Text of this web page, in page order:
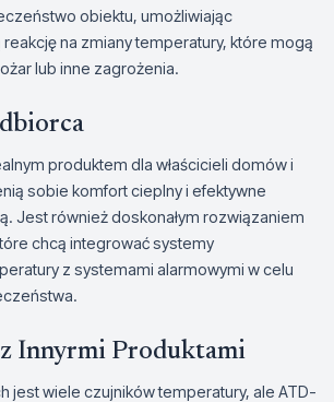
obiektu, umożliwiając
na zmiany temperatury, które mogą
lub inne zagrożenia.
produktem dla właścicieli domów i
sobie komfort cieplny i efektywne
Jest również doskonałym rozwiązaniem
chcą integrować systemy
z systemami alarmowymi w celu
Innyrmi Produktami
jest wiele czujników temperatury, ale ATD-